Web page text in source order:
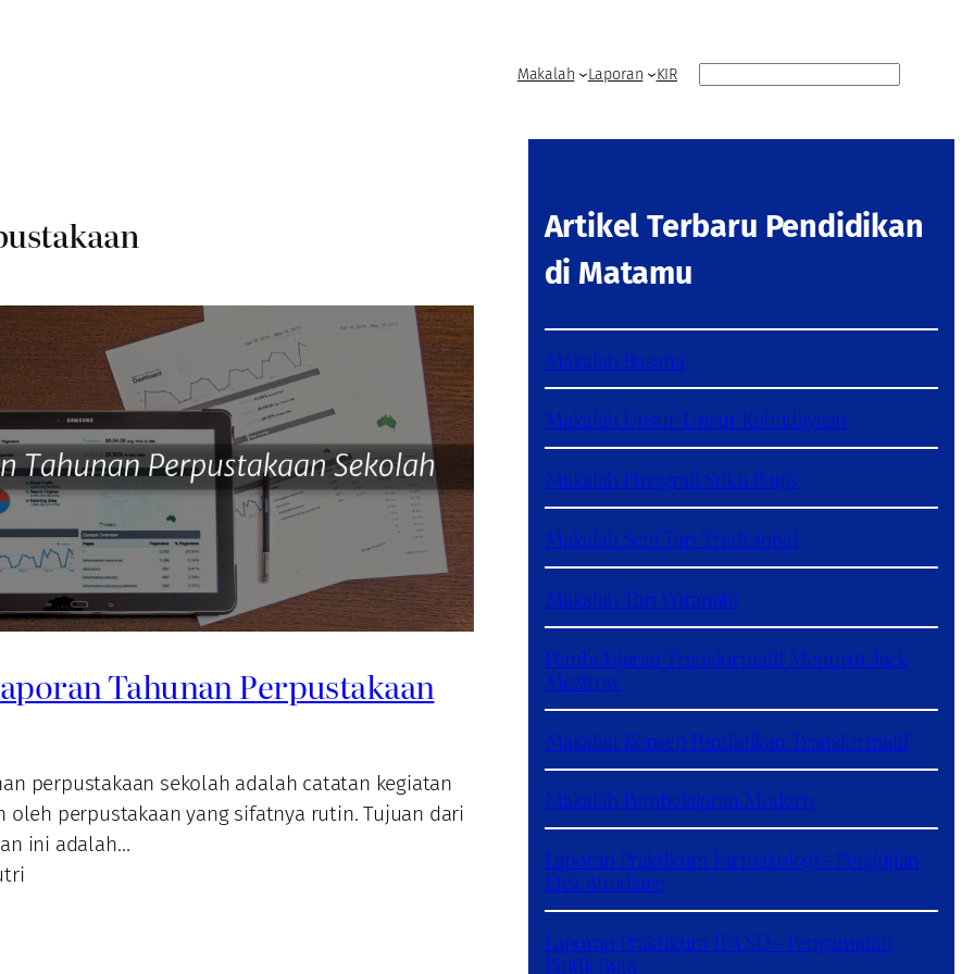
Makalah Laporan KIR
Tahunan Perpustakaan
perpustakaan sekolah adalah catatan kegiatan
oleh perpustakaan yang sifatnya rutin. Tujuan dari
ini adalah…
Artikel Terbaru Pendidikan
di Matamu
Makalah Busana
Makalah Unsur-Unsur Kebudayaan
Makalah Etnografi Suku Bugis
Makalah Seni Tari Tradisional
Makalah Tari Wiranata
Pembelajaran Transformatif Menurut Jack
Mezirow
Makalah Konsep Pendidikan Transformatif
Makalah Pembelajaran Modern
Laporan Praktikum Farmakologi – Pengujian
Efek Antidiare
Laporan Praktikum IPA SD – Pengamatan
Bintik Buta